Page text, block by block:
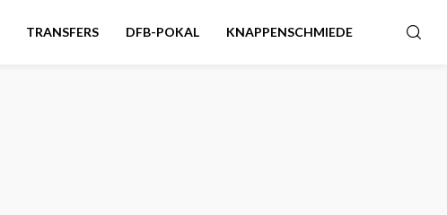
TRANSFERS DFB-POKAL KNAPPENSCHMIEDE